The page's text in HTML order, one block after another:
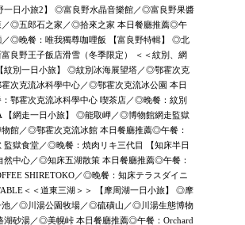
一日小旅2】 ◎富良野水晶音樂館／◎富良野果醬
◎五郎石之家／◎拾來之家 本日餐廳推薦◎午
／◎晚餐：唯我獨尊咖哩飯 【富良野特輯】 ◎北
良野王子飯店滑雪（冬季限定） ＜＜紋別、網
紋別一日小旅】 ◎紋別冰海展望塔／◎鄂霍次克
次克流冰科學中心／◎鄂霍次克流冰公園 本日
鄂霍次克流冰科學中心 喫茶店／◎晚餐：紋別
【網走一日小旅】 ◎能取岬／◎博物館網走監獄
館／◎鄂霍次克流冰館 本日餐廳推薦◎午餐：
監獄食堂／◎晚餐：焼肉リキ三代目 【知床半日
中心／◎知床五湖散策 本日餐廳推薦◎午餐：
SHIRETOKO／◎晚餐：知床テラスダイニ
＜＜道東三湖＞＞ 【摩周湖一日小旅】 ◎摩
／◎川湯公園牧場／◎硫磺山／◎川湯生態博物
砂湯／◎美幌峠 本日餐廳推薦◎午餐：Orchard